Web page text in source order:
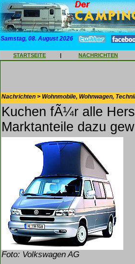
Samstag, 08. August 2026
STARTSEITE | NACHRICHTEN
Nachrichten > Wohnmobile, Wohnwagen,
Kuchen fÃ¼r alle
Marktanteile dazu
Foto: Volkswagen AG